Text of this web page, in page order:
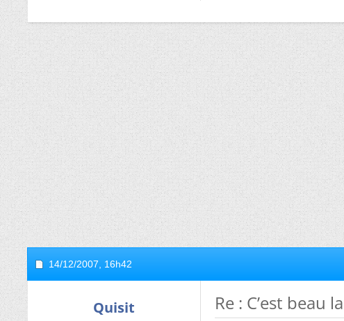
14/12/2007, 16h42
Quisit Re : C’est beau